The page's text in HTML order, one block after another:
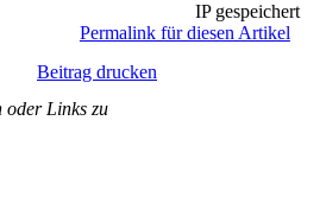
IP gespeichert
Permalink für diesen Artikel
Beitrag drucken
oder Links zu